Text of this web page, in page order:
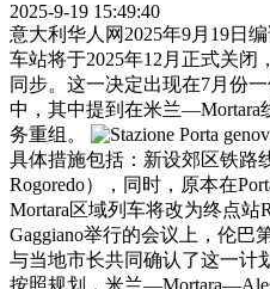
2025-9-19 15:49:40
意大利华人网2025年9月19日
车站将于2025年12月正式关闭
同步。这一决定出现在7月份
中，其中提到在米兰—Mortara
务重组。
具体措施包括：新设郊区铁路
Rogoredo），同时，原本在
Mortara区域列车将改为终点站
Gaggiano举行的会议上，伦巴
与当地市长共同确认了这一计